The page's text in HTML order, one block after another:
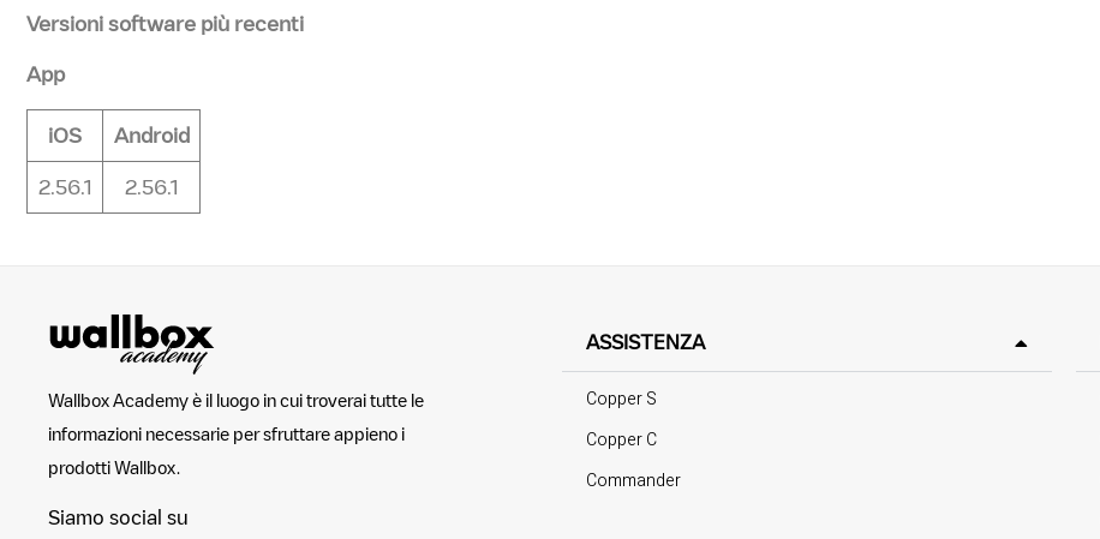
Versioni software più recenti
App
iOS Android
2.56.1 2.56.1
Wallbox Academy è il luogo in cui troverai tutte le
informazioni necessarie per sfruttare appieno i
prodotti Wallbox.
Siamo social su
ASSISTENZA
Copper S
Copper C
Commander